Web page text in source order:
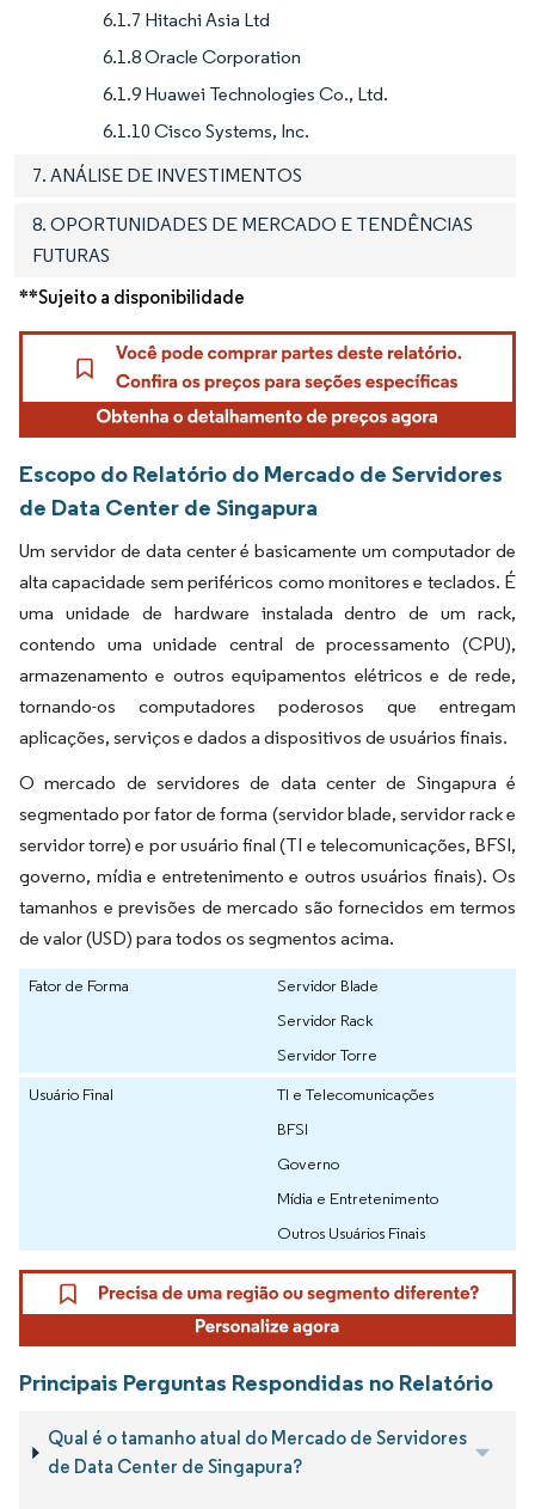
6.1.7 Hitachi Asia Ltd
6.1.8 Oracle Corporation
6.1.9 Huawei Technologies Co., Ltd.
6.1.10 Cisco Systems, Inc.
7. ANÁLISE DE INVESTIMENTOS
8. OPORTUNIDADES DE MERCADO E TENDÊNCIAS
FUTURAS
**Sujeito a disponibilidade
Escopo do Relatório do Mercado de Servidores
de Data Center de Singapura
Um servidor de data center é basicamente um computador de
alta capacidade sem periféricos como monitores e teclados. É
uma unidade de hardware instalada dentro de um rack,
contendo uma unidade central de processamento (CPU),
armazenamento e outros equipamentos elétricos e de rede,
tornando-os computadores poderosos que entregam
aplicações, serviços e dados a dispositivos de usuários finais.
O mercado de servidores de data center de Singapura é
segmentado por fator de forma (servidor blade, servidor rack e
servidor torre) e por usuário final (TI e telecomunicações, BFSI,
governo, mídia e entretenimento e outros usuários finais). Os
tamanhos e previsões de mercado são fornecidos em termos
de valor (USD) para todos os segmentos acima.
Fator de Forma
Servidor Blade
Servidor Rack
Servidor Torre
Usuário Final
TI e Telecomunicações
BFSI
Governo
Mídia e Entretenimento
Outros Usuários Finais
Principais Perguntas Respondidas no Relatório
Qual é o tamanho atual do Mercado de Servidores
de Data Center de Singapura?